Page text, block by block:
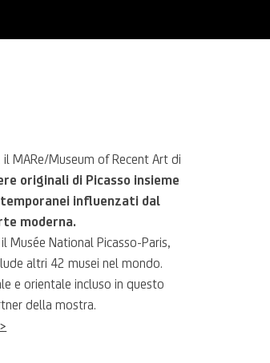
MARe/Museum of Recent Art di
originali di Picasso insieme
influenzati dal
moderna.
Musée National Picasso-Paris,
altri 42 musei nel mondo.
e orientale incluso in questo
della mostra.